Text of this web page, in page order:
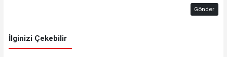
Gönder
İlginizi Çekebilir